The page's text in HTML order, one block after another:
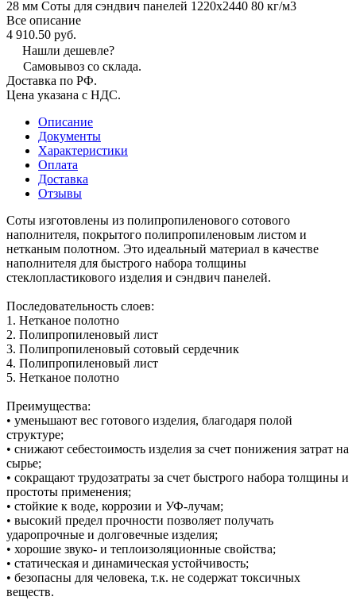
28 мм Соты для сэндвич панелей 1220х2440 80 кг/м3
Все описание
4 910.50 руб.
Нашли дешевле?
Самовывоз со склада.
Доставка по РФ.
Цена указана с НДС.
Описание
Документы
Характеристики
Оплата
Доставка
Отзывы
Соты изготовлены из полипропиленового сотового
наполнителя, покрытого полипропиленовым листом и
нетканым полотном. Это идеальный материал в качестве
наполнителя для быстрого набора толщины
стеклопластикового изделия и сэндвич панелей.
Последовательность слоев:
1. Нетканое полотно
2. Полипропиленовый лист
3. Полипропиленовый сотовый сердечник
4. Полипропиленовый лист
5. Нетканое полотно
Преимущества:
• уменьшают вес готового изделия, благодаря полой
структуре;
• снижают себестоимость изделия за счет понижения затрат на
сырье;
• сокращают трудозатраты за счет быстрого набора толщины и
простоты применения;
• стойкие к воде, коррозии и УФ-лучам;
• высокий предел прочности позволяет получать
ударопрочные и долговечные изделия;
• хорошие звуко- и теплоизоляционные свойства;
• статическая и динамическая устойчивость;
• безопасны для человека, т.к. не содержат токсичных
веществ.